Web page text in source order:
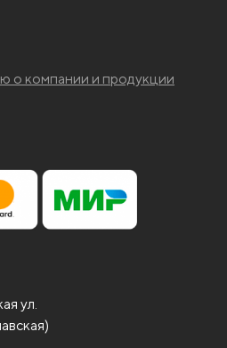
о компании и продукции
ул.